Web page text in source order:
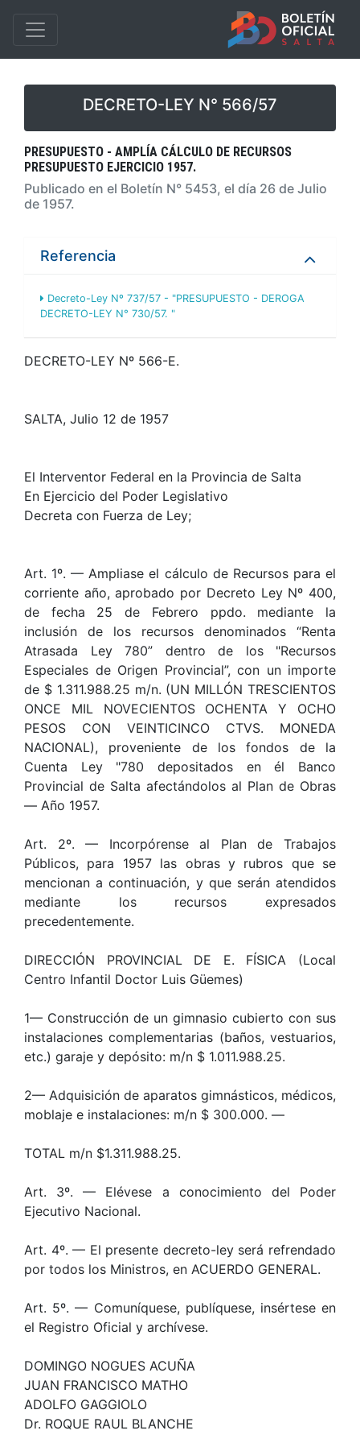
DECRETO-LEY N° 566/57
PRESUPUESTO - AMPLÍA CÁLCULO DE RECURSOS
PRESUPUESTO EJERCICIO 1957.
Publicado en el Boletín N° 5453, el día 26 de Julio
de 1957.
Referencia
Decreto-Ley Nº 737/57 - "PRESUPUESTO - DEROGA
DECRETO-LEY N° 730/57. "
DECRETO-LEY Nº 566-E.
SALTA, Julio 12 de 1957
El Interventor Federal en la Provincia de Salta
En Ejercicio del Poder Legislativo
Decreta con Fuerza de Ley;
Art. 1º. — Ampliase el cálculo de Recursos para el
corriente año, aprobado por Decreto Ley Nº 400,
de fecha 25 de Febrero ppdo. mediante la
inclusión de los recursos denominados “Renta
Atrasada Ley 780” dentro de los "Recursos
Especiales de Origen Provincial”, con un importe
de $ 1.311.988.25 m/n. (UN MILLÓN TRESCIENTOS
ONCE MIL NOVECIENTOS OCHENTA Y OCHO
PESOS CON VEINTICINCO CTVS. MONEDA
NACIONAL), proveniente de los fondos de la
Cuenta Ley "780 depositados en él Banco
Provincial de Salta afectándolos al Plan de Obras
— Año 1957.
Art. 2º. — Incorpórense al Plan de Trabajos
Públicos, para 1957 las obras y rubros que se
mencionan a continuación, y que serán atendidos
mediante los recursos expresados
precedentemente.
DIRECCIÓN PROVINCIAL DE E. FÍSICA (Local
Centro Infantil Doctor Luis Güemes)
1— Construcción de un gimnasio cubierto con sus
instalaciones complementarias (baños, vestuarios,
etc.) garaje y depósito: m/n $ 1.011.988.25.
2— Adquisición de aparatos gimnásticos, médicos,
moblaje e instalaciones: m/n $ 300.000. —
TOTAL m/n $1.311.988.25.
Art. 3º. — Elévese a conocimiento del Poder
Ejecutivo Nacional.
Art. 4º. — El presente decreto-ley será refrendado
por todos los Ministros, en ACUERDO GENERAL.
Art. 5º. — Comuníquese, publíquese, insértese en
el Registro Oficial y archívese.
DOMINGO NOGUES ACUÑA
JUAN FRANCISCO MATHO
ADOLFO GAGGIOLO
Dr. ROQUE RAUL BLANCHE